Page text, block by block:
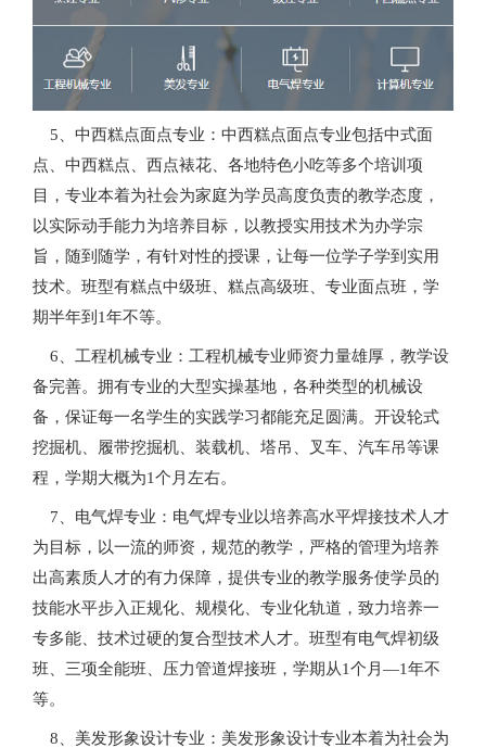
5、中西糕点面点专业：中西糕点面点专业包括中式面
点、中西糕点、西点裱花、各地特色小吃等多个培训项
目，专业本着为社会为家庭为学员高度负责的教学态度，
以实际动手能力为培养目标，以教授实用技术为办学宗
旨，随到随学，有针对性的授课，让每一位学子学到实用
技术。班型有糕点中级班、糕点高级班、专业面点班，学
期半年到1年不等。
6、工程机械专业：工程机械专业师资力量雄厚，教学设
备完善。拥有专业的大型实操基地，各种类型的机械设
备，保证每一名学生的实践学习都能充足圆满。开设轮式
挖掘机、履带挖掘机、装载机、塔吊、叉车、汽车吊等课
程，学期大概为1个月左右。
7、电气焊专业：电气焊专业以培养高水平焊接技术人才
为目标，以一流的师资，规范的教学，严格的管理为培养
出高素质人才的有力保障，提供专业的教学服务使学员的
技能水平步入正规化、规模化、专业化轨道，致力培养一
专多能、技术过硬的复合型技术人才。班型有电气焊初级
班、三项全能班、压力管道焊接班，学期从1个月—1年不
等。
8、美发形象设计专业：美发形象设计专业本着为社会为